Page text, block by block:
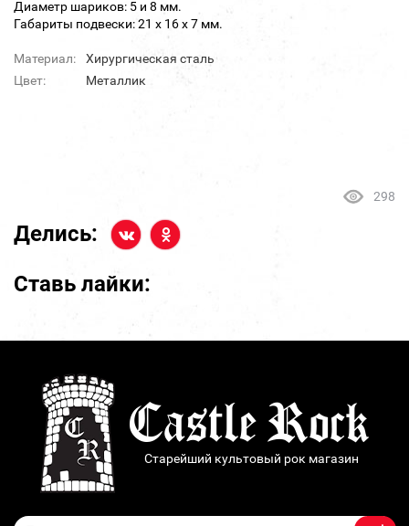
Диаметр шариков: 5 и 8 мм.
Габариты подвески: 21 х 16 х 7 мм.
Материал:
Хирургическая сталь
Цвет:
Металлик
298
Делись:
Ставь лайки:
Старейший культовый рок магазин